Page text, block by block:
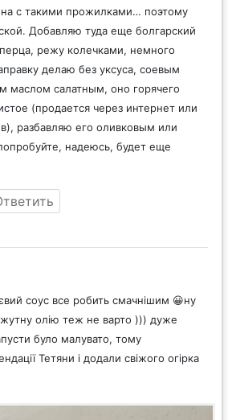
с такими прожилками… поэтому
Добавляю туда еще болгарский
режу колечками, немного
делаю без уксуса, соевым
маслом салатным, оно горячего
(продается через интернет или
разбавляю его оливковым или
надеюсь, будет еще
соус все робить смачнішим 😀ну
олію теж не варто ))) дуже
було малувато, тому
Тетяни і додали свіжого огірка